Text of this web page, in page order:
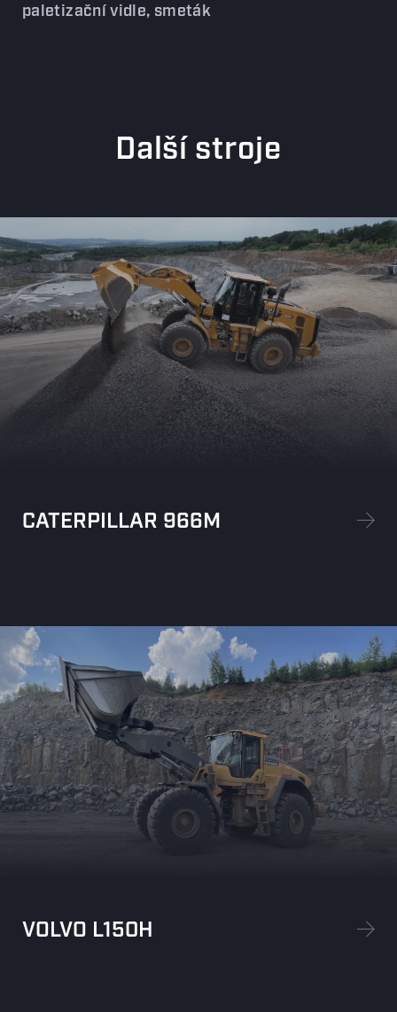
paletizační vidle, smeták
Další stroje
CATERPILLAR 966M
VOLVO L150H